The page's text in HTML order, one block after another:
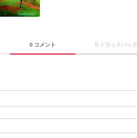
0 コメント 0 トラックバック